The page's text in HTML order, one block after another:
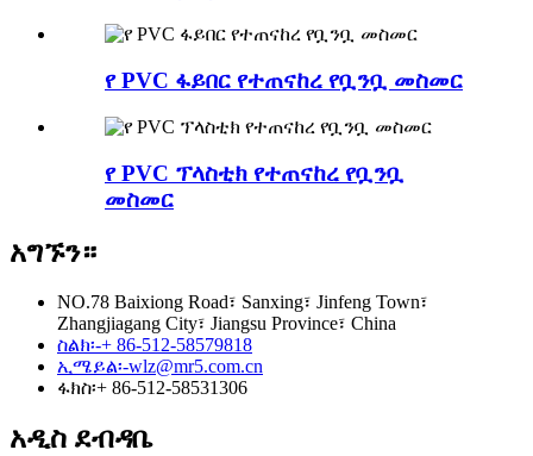
የ PVC ፋይበር የተጠናከረ የቧንቧ መስመር
የ PVC ፕላስቲክ የተጠናከረ የቧንቧ
መስመር
አግኙን።
NO.78 Baixiong Road፣ Sanxing፣ Jinfeng Town፣
Zhangjiagang City፣ Jiangsu Province፣ China
ስልክ፡-+ 86-512-58579818
ኢሜይል፡-wlz@mr5.com.cn
ፋክስ፡+ 86-512-58531306
አዲስ ደብዳቤ